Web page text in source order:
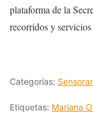
plataforma de la
recorridos y
Categorías:
Etiquetas: Mariana